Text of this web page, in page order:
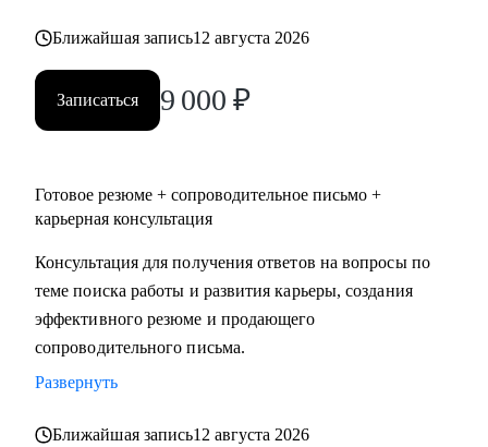
Начинающим специалистам и профессионалам разного
уровня по направлениям:
• ТОП - менеджерам и руководителям любых направлений
• продажи
• маркетинг и PR
• медицина
• образование
• производство
• ветераны СВО
сильных сторон как личности, так и профессионала.
Ближайшая запись12 августа 2026
Записаться 9 000 ₽
Готовое резюме + сопроводительное письмо +
карьерная консультация
Консультация для получения ответов на вопросы по
теме поиска работы и развития карьеры, создания
эффективного резюме и продающего
сопроводительного письма.
Развернуть
Ближайшая запись12 августа 2026